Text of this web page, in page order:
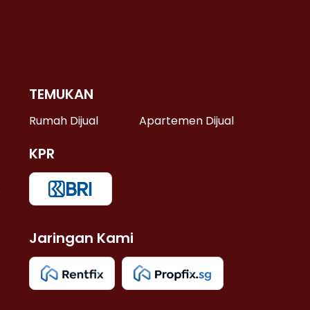
TEMUKAN
Rumah Dijual Apartemen Dijual
KPR
Jaringan Kami